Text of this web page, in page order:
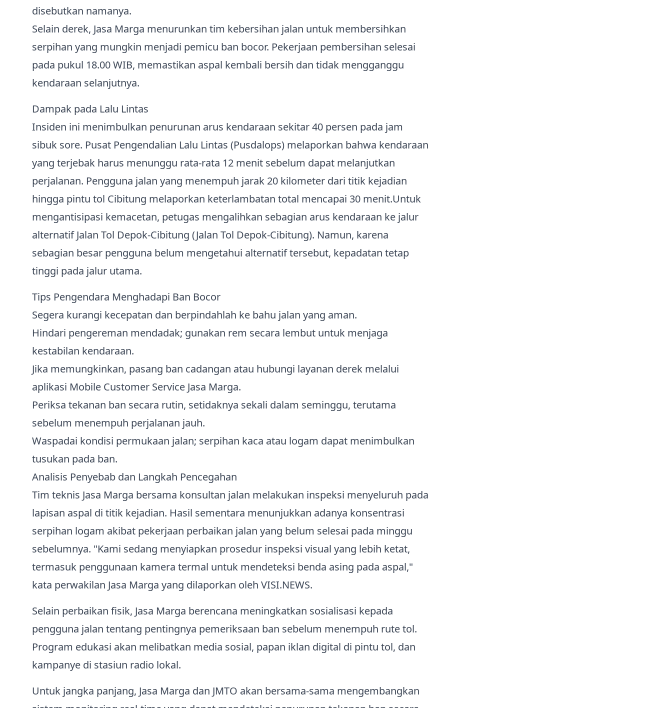
disebutkan namanya.
Selain derek, Jasa Marga menurunkan tim kebersihan jalan untuk membersihkan
serpihan yang mungkin menjadi pemicu ban bocor. Pekerjaan pembersihan selesai
pada pukul 18.00 WIB, memastikan aspal kembali bersih dan tidak mengganggu
kendaraan selanjutnya.
Dampak pada Lalu Lintas
Insiden ini menimbulkan penurunan arus kendaraan sekitar 40 persen pada jam
sibuk sore. Pusat Pengendalian Lalu Lintas (Pusdalops) melaporkan bahwa kendaraan
yang terjebak harus menunggu rata‑rata 12 menit sebelum dapat melanjutkan
perjalanan. Pengguna jalan yang menempuh jarak 20 kilometer dari titik kejadian
hingga pintu tol Cibitung melaporkan keterlambatan total mencapai 30 menit.Untuk
mengantisipasi kemacetan, petugas mengalihkan sebagian arus kendaraan ke jalur
alternatif Jalan Tol Depok‑Cibitung (Jalan Tol Depok‑Cibitung). Namun, karena
sebagian besar pengguna belum mengetahui alternatif tersebut, kepadatan tetap
tinggi pada jalur utama.
Tips Pengendara Menghadapi Ban Bocor
Segera kurangi kecepatan dan berpindahlah ke bahu jalan yang aman.
Hindari pengereman mendadak; gunakan rem secara lembut untuk menjaga
kestabilan kendaraan.
Jika memungkinkan, pasang ban cadangan atau hubungi layanan derek melalui
aplikasi Mobile Customer Service Jasa Marga.
Periksa tekanan ban secara rutin, setidaknya sekali dalam seminggu, terutama
sebelum menempuh perjalanan jauh.
Waspadai kondisi permukaan jalan; serpihan kaca atau logam dapat menimbulkan
tusukan pada ban.
Analisis Penyebab dan Langkah Pencegahan
Tim teknis Jasa Marga bersama konsultan jalan melakukan inspeksi menyeluruh pada
lapisan aspal di titik kejadian. Hasil sementara menunjukkan adanya konsentrasi
serpihan logam akibat pekerjaan perbaikan jalan yang belum selesai pada minggu
sebelumnya. "Kami sedang menyiapkan prosedur inspeksi visual yang lebih ketat,
termasuk penggunaan kamera termal untuk mendeteksi benda asing pada aspal,"
kata perwakilan Jasa Marga yang dilaporkan oleh VISI.NEWS.
Selain perbaikan fisik, Jasa Marga berencana meningkatkan sosialisasi kepada
pengguna jalan tentang pentingnya pemeriksaan ban sebelum menempuh rute tol.
Program edukasi akan melibatkan media sosial, papan iklan digital di pintu tol, dan
kampanye di stasiun radio lokal.
Untuk jangka panjang, Jasa Marga dan JMTO akan bersama‑sama mengembangkan